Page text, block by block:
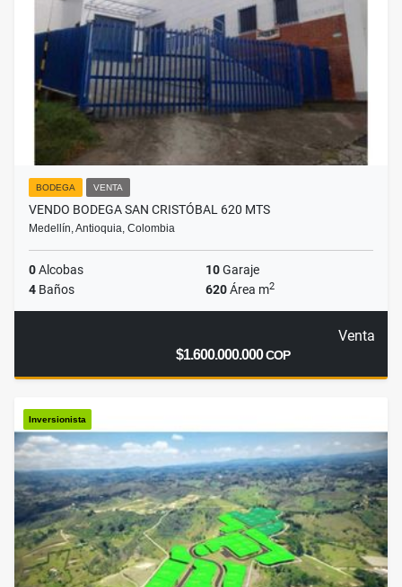
BODEGA VENTA
VENDO BODEGA SAN CRISTÓBAL 620 MTS
Medellín, Antioquia, Colombia
0Alcobas 10Garaje
4 Baños 620Área m2
Venta
$1.600.000.000COP
Inversionista